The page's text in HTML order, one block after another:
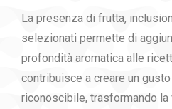
La presenza di frutta,
selezionati permette di
profondità aromatica alle
contribuisce a creare un
riconoscibile, trasformando la